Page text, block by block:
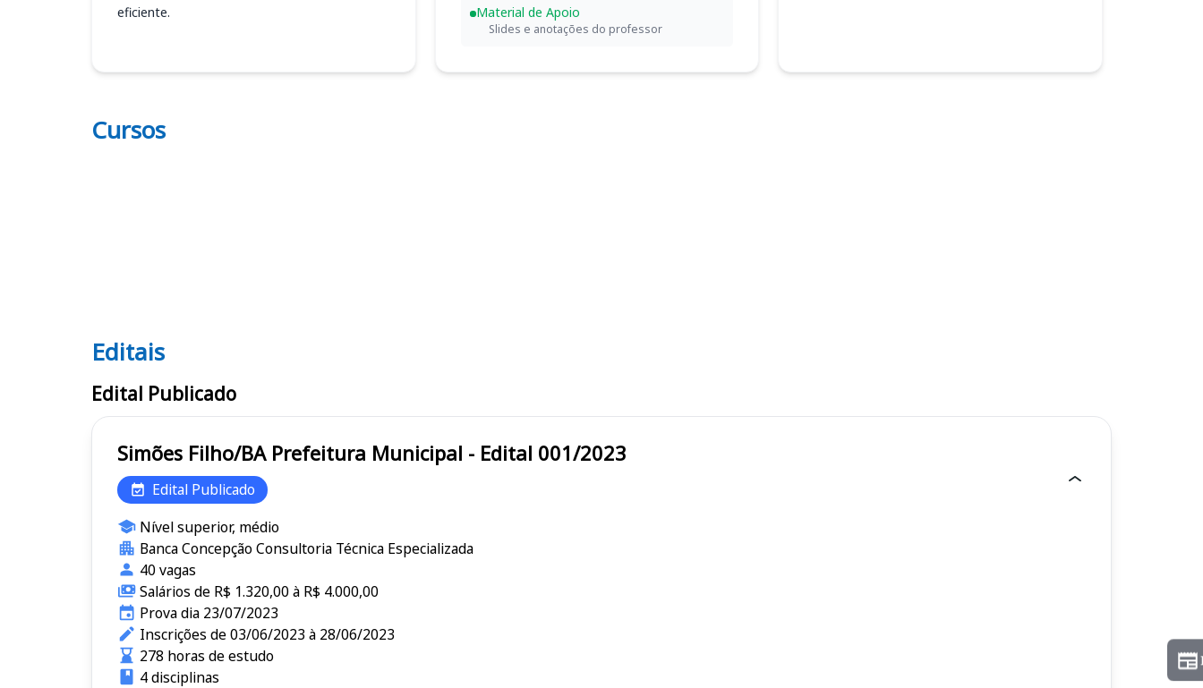
eficiente.
Material de Apoio
Slides e anotações do professor
Cursos
Editais
Editais
Edital Publicado
Simões Filho/BA Prefeitura Municipal - Edital 001/2023
Edital Publicado
Nível superior, médio
Banca Concepção Consultoria Técnica Especializada
40 vagas
Salários de R$ 1.320,00 à R$ 4.000,00
Prova dia 23/07/2023
Inscrições de 03/06/2023 à 28/06/2023
278 horas de estudo
4 disciplinas